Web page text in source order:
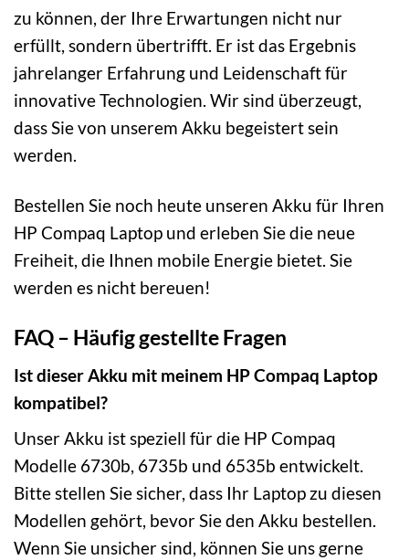
zu können, der Ihre Erwartungen nicht nur
erfüllt, sondern übertrifft. Er ist das Ergebnis
jahrelanger Erfahrung und Leidenschaft für
innovative Technologien. Wir sind überzeugt,
dass Sie von unserem Akku begeistert sein
werden.
Bestellen Sie noch heute unseren Akku für Ihren
HP Compaq Laptop und erleben Sie die neue
Freiheit, die Ihnen mobile Energie bietet. Sie
werden es nicht bereuen!
FAQ – Häufig gestellte Fragen
Ist dieser Akku mit meinem HP Compaq Laptop
kompatibel?
Unser Akku ist speziell für die HP Compaq
Modelle 6730b, 6735b und 6535b entwickelt.
Bitte stellen Sie sicher, dass Ihr Laptop zu diesen
Modellen gehört, bevor Sie den Akku bestellen.
Wenn Sie unsicher sind, können Sie uns gerne